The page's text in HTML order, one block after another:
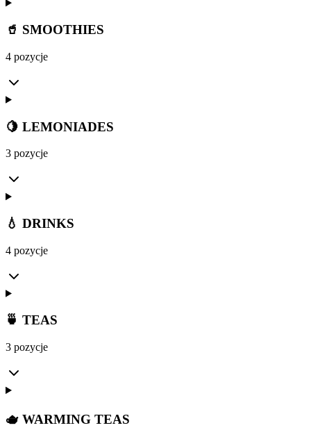
🥤 SMOOTHIES
4 pozycje
🍋 LEMONIADES
3 pozycje
💧 DRINKS
4 pozycje
🍵 TEAS
3 pozycje
🫖 WARMING TEAS